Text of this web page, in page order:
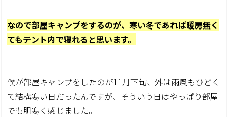
なので部屋キャンプをするのが、寒い冬であれば暖房無く
てもテント内で寝れると思います。
僕が部屋キャンプをしたのが11月下旬、外は雨風もひどく
て結構寒い日だったんですが、そういう日はやっぱり部屋
でも肌寒く感じました。